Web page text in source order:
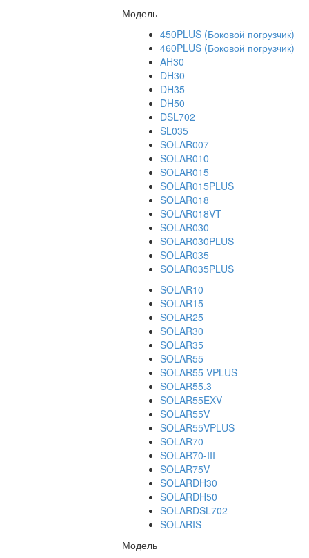
Модель
450PLUS (Боковой погрузчик)
460PLUS (Боковой погрузчик)
AH30
DH30
DH35
DH50
DSL702
SL035
SOLAR007
SOLAR010
SOLAR015
SOLAR015PLUS
SOLAR018
SOLAR018VT
SOLAR030
SOLAR030PLUS
SOLAR035
SOLAR035PLUS
SOLAR10
SOLAR15
SOLAR25
SOLAR30
SOLAR35
SOLAR55
SOLAR55-VPLUS
SOLAR55.3
SOLAR55EXV
SOLAR55V
SOLAR55VPLUS
SOLAR70
SOLAR70-III
SOLAR75V
SOLARDH30
SOLARDH50
SOLARDSL702
SOLARIS
Модель